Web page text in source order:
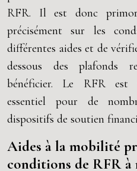
RFR. Il est donc
précisément sur les
différentes aides et de
dessous des plafonds
bénéficier. Le RFR est
essentiel pour de
dispositifs de soutien
Aides à la mobilité
conditions de RFR à